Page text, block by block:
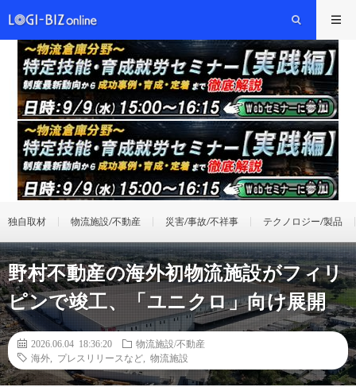
独自取材 物流施設/不動産 災害/事故/不祥事 テクノロジー/製品
野村不動産の海外初物流施設がフィリ
ピンで竣工、「ユニクロ」向け展開
2026.06.04 18:36:20
物流施設/不動産
海外
プレスリリースなど 物流施設